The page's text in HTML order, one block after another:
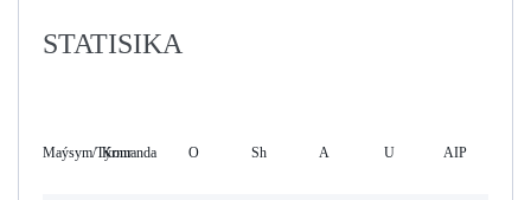
STATISIKA
Maýsym/TýrnırKomanda O Sh А U AIP